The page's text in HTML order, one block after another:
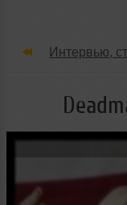
Интервью,
Новые лица